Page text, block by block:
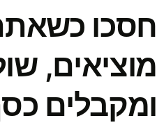
חסכו
מוציאים,
ומקבלים